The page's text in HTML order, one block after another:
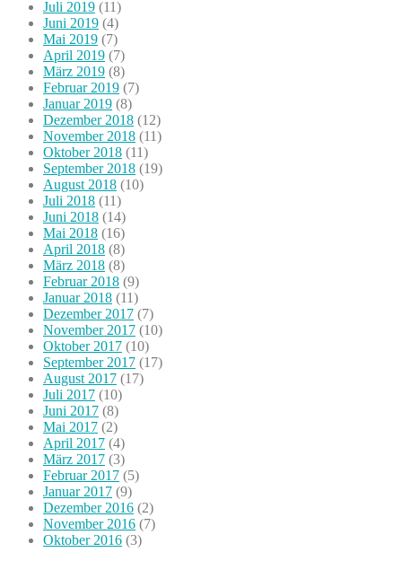
Juli 2019 (11)
Juni 2019 (4)
Mai 2019 (7)
April 2019 (7)
März 2019 (8)
Februar 2019 (7)
Januar 2019 (8)
Dezember 2018 (12)
November 2018 (11)
Oktober 2018 (11)
September 2018 (19)
August 2018 (10)
Juli 2018 (11)
Juni 2018 (14)
Mai 2018 (16)
April 2018 (8)
März 2018 (8)
Februar 2018 (9)
Januar 2018 (11)
Dezember 2017 (7)
November 2017 (10)
Oktober 2017 (10)
September 2017 (17)
August 2017 (17)
Juli 2017 (10)
Juni 2017 (8)
Mai 2017 (2)
April 2017 (4)
März 2017 (3)
Februar 2017 (5)
Januar 2017 (9)
Dezember 2016 (2)
November 2016 (7)
Oktober 2016 (3)